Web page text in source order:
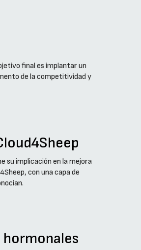
final es implantar un
de la competitividad y
su implicación en la mejora
con una capa de